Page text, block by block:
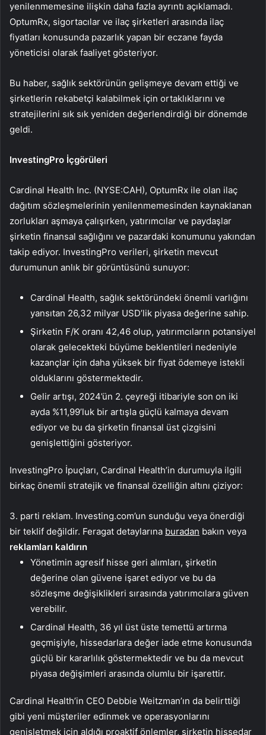
yenilenmemesine ilişkin daha fazla ayrıntı açıklamadı.
OptumRx, sigortacılar ve ilaç şirketleri arasında ilaç
fiyatları konusunda pazarlık yapan bir eczane fayda
yöneticisi olarak faaliyet gösteriyor.
Bu haber, sağlık sektörünün gelişmeye devam ettiği ve
şirketlerin rekabetçi kalabilmek için ortaklıklarını ve
stratejilerini sık sık yeniden değerlendirdiği bir dönemde
geldi.
InvestingPro İçgörüleri
Cardinal Health Inc. (NYSE:CAH), OptumRx ile olan ilaç
dağıtım sözleşmelerinin yenilenmemesinden kaynaklanan
zorlukları aşmaya çalışırken, yatırımcılar ve paydaşlar
şirketin finansal sağlığını ve pazardaki konumunu yakından
takip ediyor. InvestingPro verileri, şirketin mevcut
durumunun anlık bir görüntüsünü sunuyor:
Cardinal Health, sağlık sektöründeki önemli varlığını
yansıtan 26,32 milyar USD’lik piyasa değerine sahip.
Şirketin F/K oranı 42,46 olup, yatırımcıların potansiyel
olarak gelecekteki büyüme beklentileri nedeniyle
kazançlar için daha yüksek bir fiyat ödemeye istekli
olduklarını göstermektedir.
Gelir artışı, 2024’ün 2. çeyreği itibariyle son on iki
ayda %11,99’luk bir artışla güçlü kalmaya devam
ediyor ve bu da şirketin finansal üst çizgisini
genişlettiğini gösteriyor.
InvestingPro İpuçları, Cardinal Health’in durumuyla ilgili
birkaç önemli stratejik ve finansal özelliğin altını çiziyor:
3. parti reklam. Investing.com’un sunduğu veya önerdiği
bir teklif değildir. Feragat detaylarına buradan bakın veya
reklamları kaldırın
Yönetimin agresif hisse geri alımları, şirketin
değerine olan güvene işaret ediyor ve bu da
sözleşme değişiklikleri sırasında yatırımcılara güven
verebilir.
Cardinal Health, 36 yıl üst üste temettü artırma
geçmişiyle, hissedarlara değer iade etme konusunda
güçlü bir kararlılık göstermektedir ve bu da mevcut
piyasa değişimleri arasında olumlu bir işarettir.
Cardinal Health’in CEO Debbie Weitzman’ın da belirttiği
gibi yeni müşteriler edinmek ve operasyonlarını
genişletmek için aldığı proaktif önlemler, şirketin hissedar